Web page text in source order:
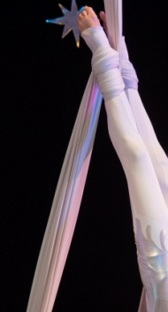
Новости
ОТЧЕТЫ ГКЦ